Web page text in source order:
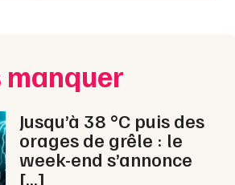
manquer
Jusqu’à 38 °C puis des
orages de grêle : le
week-end s’annonce
[…]